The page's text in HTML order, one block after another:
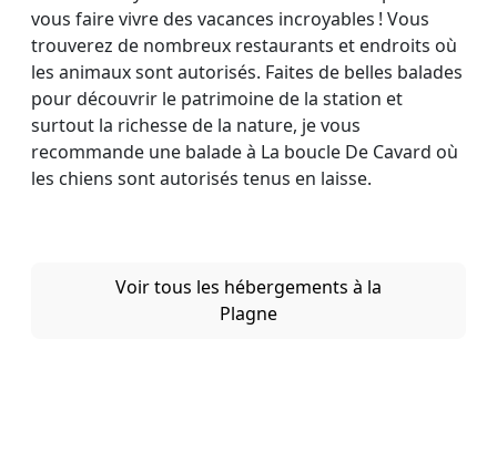
vous faire vivre des vacances incroyables ! Vous
trouverez de nombreux restaurants et endroits où
les animaux sont autorisés. Faites de belles balades
pour découvrir le patrimoine de la station et
surtout la richesse de la nature, je vous
recommande une balade à La boucle De Cavard où
les chiens sont autorisés tenus en laisse.
Voir tous les hébergements à la
Plagne